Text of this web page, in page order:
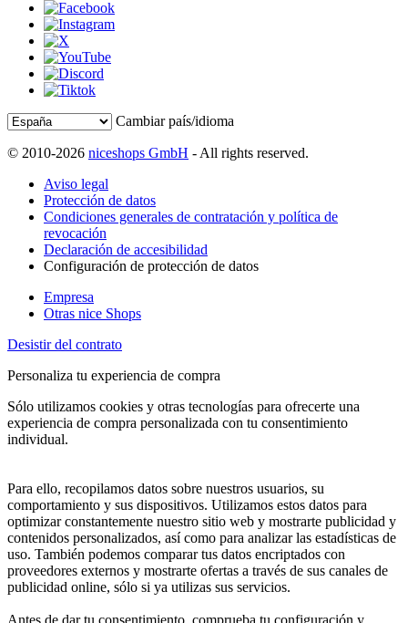
Cambiar país/idioma
© 2010-2026 niceshops GmbH - All rights reserved.
Aviso legal
Protección de datos
Condiciones generales de contratación y política de
revocación
Declaración de accesibilidad
Configuración de protección de datos
Empresa
Otras nice Shops
Desistir del contrato
Personaliza tu experiencia de compra
Sólo utilizamos cookies y otras tecnologías para ofrecerte una
experiencia de compra personalizada con tu consentimiento
individual.
Para ello, recopilamos datos sobre nuestros usuarios, su
comportamiento y sus dispositivos. Utilizamos estos datos para
optimizar constantemente nuestro sitio web y mostrarte publicidad y
contenidos personalizados, así como para analizar las estadísticas de
uso. También podemos comparar tus datos encriptados con
proveedores externos y mostrarte ofertas a través de sus canales de
publicidad online, sólo si ya utilizas sus servicios.